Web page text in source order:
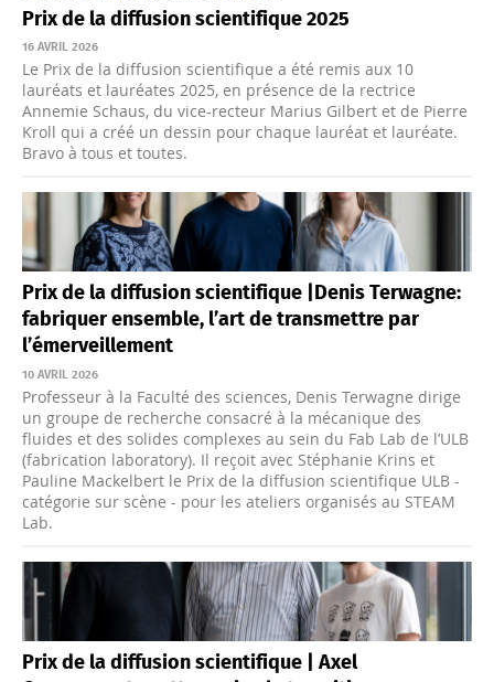
Prix de la diffusion scientifique 2025
16 AVRIL 2026
Le Prix de la diffusion scientifique a été remis aux 10
lauréats et lauréates 2025, en présence de la rectrice
Annemie Schaus, du vice-recteur Marius Gilbert et de Pierre
Kroll qui a créé un dessin pour chaque lauréat et lauréate.
Bravo à tous et toutes.
Prix de la diffusion scientifique |Denis Terwagne:
fabriquer ensemble, l’art de transmettre par
l’émerveillement
10 AVRIL 2026
Professeur à la Faculté des sciences, Denis Terwagne dirige
un groupe de recherche consacré à la mécanique des
fluides et des solides complexes au sein du Fab Lab de l’ULB
(fabrication laboratory). Il reçoit avec Stéphanie Krins et
Pauline Mackelbert le Prix de la diffusion scientifique ULB -
catégorie sur scène - pour les ateliers organisés au STEAM
Lab.
Prix de la diffusion scientifique | Axel